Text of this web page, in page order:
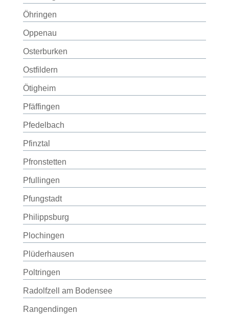
Öhringen
Oppenau
Osterburken
Ostfildern
Ötigheim
Pfäffingen
Pfedelbach
Pfinztal
Pfronstetten
Pfullingen
Pfungstadt
Philippsburg
Plochingen
Plüderhausen
Poltringen
Radolfzell am Bodensee
Rangendingen